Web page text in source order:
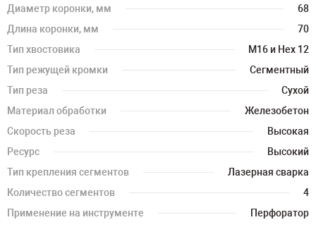
Диаметр коронки, мм
68
Длина коронки, мм
70
Тип хвостовика
M16 и Hex 12
Тип режущей кромки
Сегментный
Тип реза
Сухой
Материал обработки
Железобетон
Скорость реза
Высокая
Ресурс
Высокий
Тип крепления сегментов
Лазерная сварка
Количество сегментов
4
Применение на инструменте
Перфоратор